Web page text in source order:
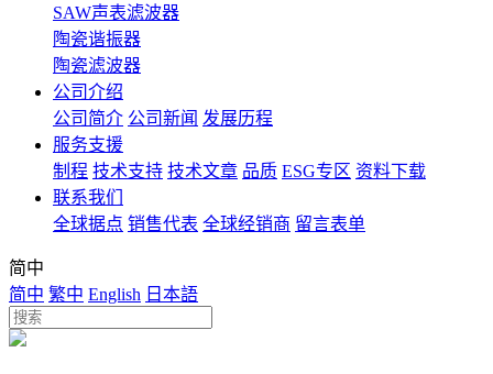
SAW声表滤波器
陶瓷谐振器
陶瓷滤波器
公司介绍
公司简介 公司新闻 发展历程
服务支援
制程 技术支持 技术文章 品质 ESG专区 资料下载
联系我们
全球据点 销售代表 全球经销商 留言表单
简中
简中 繁中 English 日本語